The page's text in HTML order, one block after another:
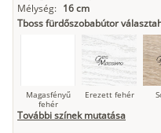
Mélység: 16 cm
Tboss fürdőszobabútor
Magasfényű
fehér
Erezett fehér
További színek mutatása